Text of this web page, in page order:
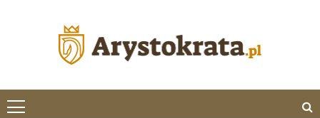
arystokrata.pl